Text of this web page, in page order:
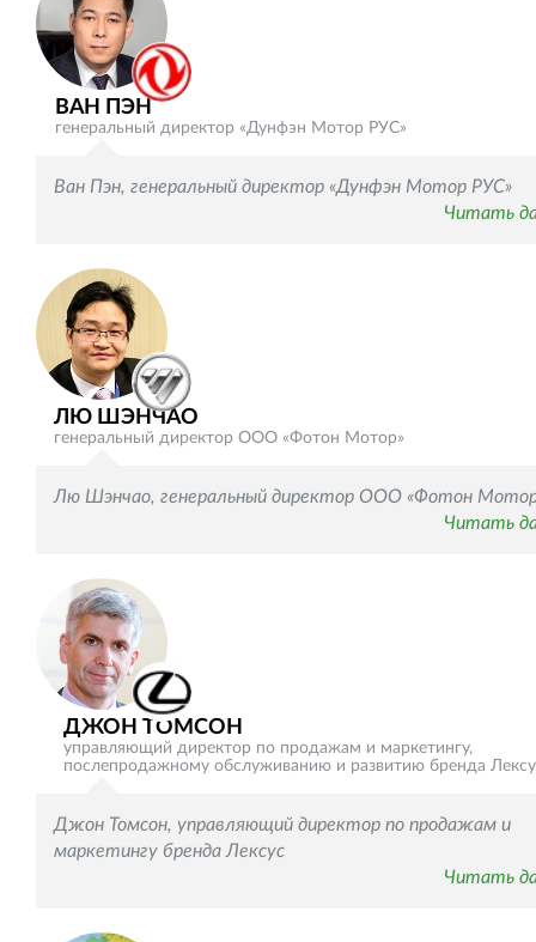
ВАН ПЭН
генеральный директор «Дунфэн Мотор РУС»
Ван Пэн, генеральный директор «Дунфэн Мотор РУС»
Читать
ЛЮ ШЭНЧАО
генеральный директор ООО «Фотон Мотор»
Лю Шэнчао, генеральный директор ООО «Фотон
Читать
ДЖОН ТОМСОН
управляющий директор по продажам и маркетингу,
послепродажному обслуживанию и развитию бренда
Джон Томсон, управляющий директор по продажам и
маркетингу бренда Лексус
Читать